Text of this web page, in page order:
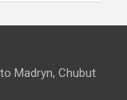
Madryn, Chubut